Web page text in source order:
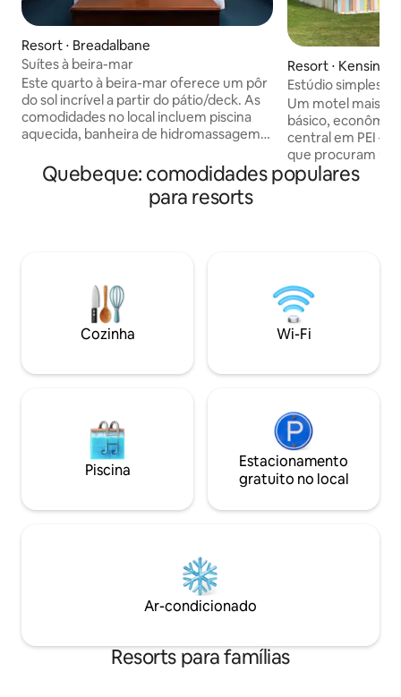
Resort ⋅ Breadalbane
Suítes à beira-mar
Este quarto à beira-mar oferece um pôr
do sol incrível a partir do pátio/deck. As
comodidades no local incluem piscina
aquecida, banheira de hidromassagem
aluguel de pranchas de stand up paddle,
bem como restaurante no local. O píer
centralmente localizados e se visitar a
Ilha do Príncipe Eduardo faz parte do seu
plano de férias, somos você em casa
longe de casa. Cama king
Resort ⋅
Estúdio simples/
#8 perto de
Um motel mais
básico,
central em PEI —
que procuram
frescuras. Cama Queen, pequena
cozinha, box de
café e rolinhos de
do Príncipe Eduardo 26152
Travellers Rest, PE C1N
permitidos
Quebeque: comodidades populares
para resorts
Cozinha Wi-Fi
Piscina
Estacionamento
gratuito no local
Ar-condicionado
Resorts para famílias